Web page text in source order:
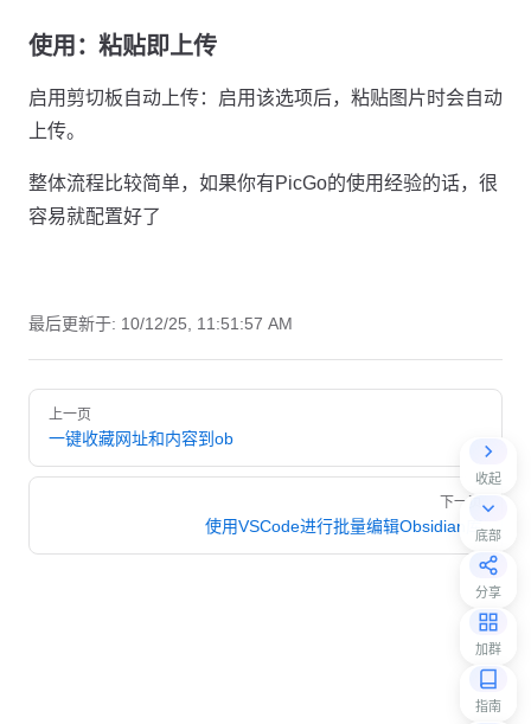
收起
底部
分享
加群
指南
使用：粘贴即上传
启用剪切板自动上传：启用该选项后，粘贴图片时会自动
上传。
整体流程比较简单，如果你有PicGo的使用经验的话，很
容易就配置好了
最后更新于: 10/12/25, 11:51:57 AM
Pager
上一页
一键收藏网址和内容到ob
下一页
使用VSCode进行批量编辑Obsidian库